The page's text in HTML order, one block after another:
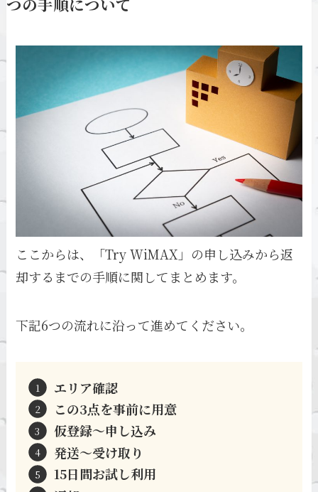
ここからは、「Try WiMAX」の申し込みから返
却するまでの手順に関してまとめます。
下記6つの流れに沿って進めてください。
エリア確認
この3点を事前に用意
仮登録～申し込み
発送～受け取り
15日間お試し利用